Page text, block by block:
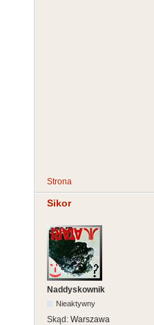
Strona
Sikor
Naddyskownik
Nieaktywny
Skąd: Warszawa